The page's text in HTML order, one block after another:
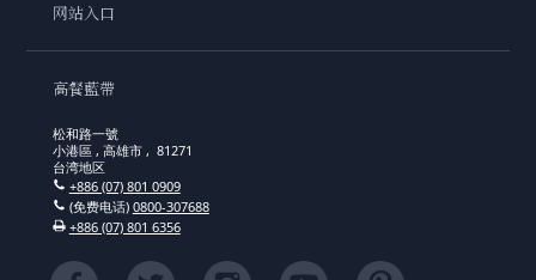
网站入口
高餐藍帶
松和路一號
小港區 , 高雄市 , 81271
台湾地区
+886 (07) 801 0909
(免费电话) 0800-307688
+886 (07) 801 6356